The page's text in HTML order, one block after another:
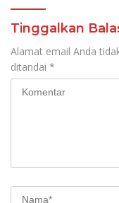
Tinggalkan
Alamat email Anda
ditandai *